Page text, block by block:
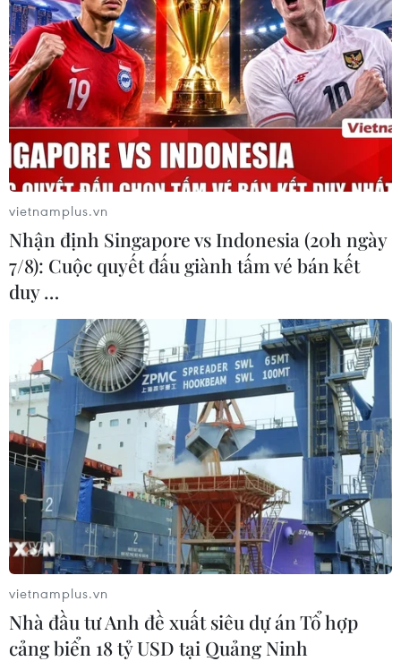
vietnamplus.vn
Nhận định Singapore vs Indonesia (20h ngày
7/8): Cuộc quyết đấu giành tấm vé bán kết
duy …
vietnamplus.vn
Nhà đầu tư Anh đề xuất siêu dự án Tổ hợp
cảng biển 18 tỷ USD tại Quảng Ninh